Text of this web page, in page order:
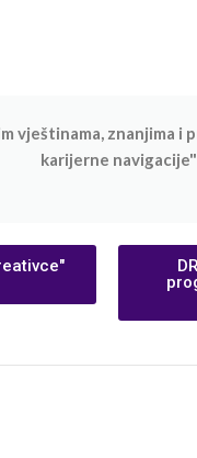
vještinama, znanjima i
karijerne